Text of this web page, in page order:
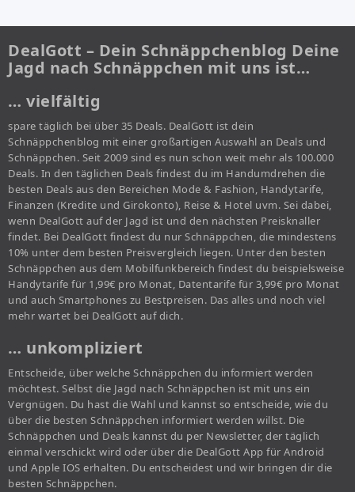
DealGott – Dein Schnäppchenblog Deine
Jagd nach Schnäppchen mit uns ist…
… vielfältig
spare täglich bei über 35 Deals. DealGott ist dein
Schnäppchenblog mit einer großartigen Auswahl an Deals und
Schnäppchen. Seit 2009 sind es nun schon weit mehr als 100.000
Deals. In den täglichen Deals findest du im Handumdrehen die
besten Deals aus den Bereichen Mode & Fashion, Handytarife,
Finanzen (Kredite und Girokonto), Reise & Hotel uvm. Sei dabei,
wenn DealGott auf der Jagd ist und den nächsten Preisknaller
findet. Bei DealGott findest du nur Schnäppchen, die mindestens
10% unter dem besten Preisvergleich liegen. Unter den besten
Schnäppchen aus dem Mobilfunkbereich findest du beispielsweise
Handytarife für 1,99€ pro Monat, Datentarife für 3,99€ pro Monat
und auch Smartphones zu Bestpreisen. Das alles und noch viel
mehr wartet bei DealGott auf dich.
… unkompliziert
Entscheide, über welche Schnäppchen du informiert werden
möchtest. Selbst die Jagd nach Schnäppchen ist mit uns ein
Vergnügen. Du hast die Wahl und kannst so entscheide, wie du
über die besten Schnäppchen informiert werden willst. Die
Schnäppchen und Deals kannst du per Newsletter, der täglich
einmal verschickt wird oder über die DealGott App für Android
und Apple IOS erhalten. Du entscheidest und wir bringen dir die
besten Schnäppchen.